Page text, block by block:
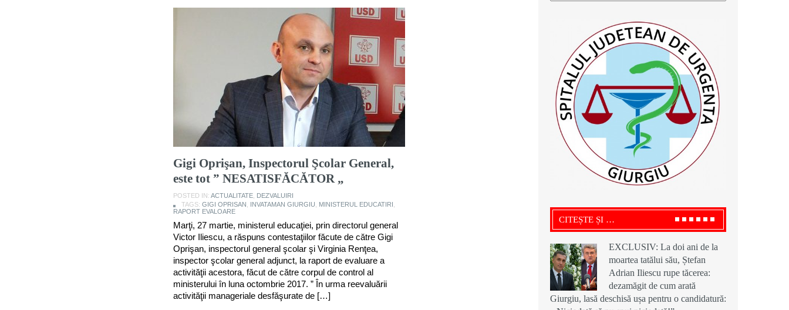
Gigi Oprişan, Inspectorul Şcolar General,
este tot ” NESATISFĂCĂTOR „
POSTED IN: ACTUALITATE, DEZVALUIRI
TAGS: GIGI OPRISAN INVATAMAN GIURGIU MINISTERUL EDUCATIRI
RAPORT EVALOARE
Marţi, 27 martie, ministerul educaţiei, prin directorul general
Victor Iliescu, a răspuns contestaţiilor făcute de către Gigi
Oprişan, inspectorul general şcolar şi Virginia Renţea,
inspector şcolar general adjunct, la raport de evaluare a
activităţii acestora, făcut de către corpul de control al
ministerului în luna octombrie 2017. ” În urma reevaluării
activităţii manageriale desfăşurate de […]
CITEȘTE ȘI …
EXCLUSIV: La doi ani de la
moartea tatălui său, Ștefan
Adrian Iliescu rupe tăcerea:
dezamăgit de cum arată
Giurgiu, lasă deschisă ușa pentru o candidatură: